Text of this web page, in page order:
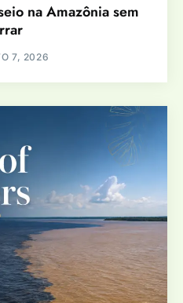
na Amazônia sem
7, 2026